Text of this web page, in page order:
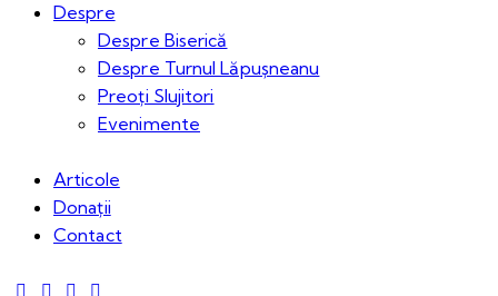
Despre
Despre Biserică
Despre Turnul Lăpușneanu
Preoți Slujitori
Evenimente
Articole
Donații
Contact